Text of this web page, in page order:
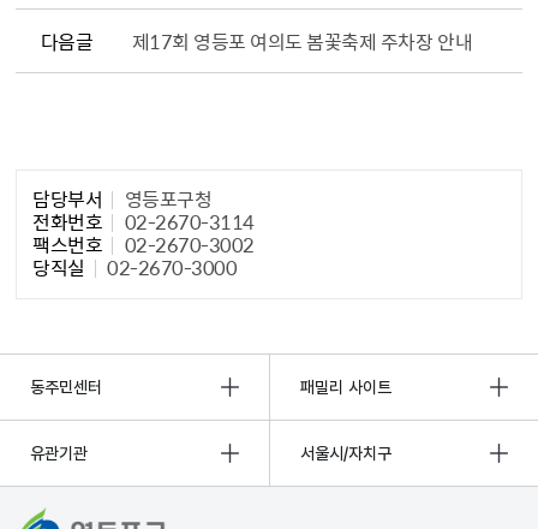
다음글 제17회 영등포 여의도 봄꽃축제 주차장 안내
담당부서 영등포구청
전화번호 02-2670-3114
팩스번호 02-2670-3002
당직실 02-2670-3000
동주민센터 패밀리 사이트
유관기관 서울시/자치구